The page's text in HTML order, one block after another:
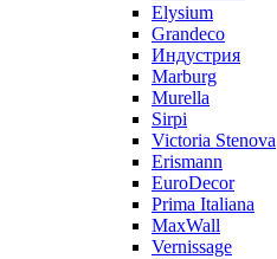
Elysium
Grandeco
Индустрия
Marburg
Murella
Sirpi
Victoria Stenova
Erismann
EuroDecor
Prima Italiana
MaxWall
Vernissage